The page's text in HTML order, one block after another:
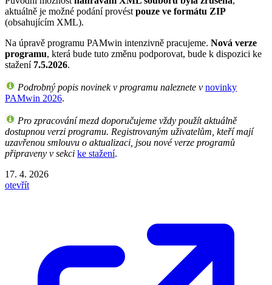
aktuálně je možné podání provést pouze ve formátu ZIP
(obsahujícím XML).
Na úpravě programu PAMwin intenzivně pracujeme. Nová verze
programu, která bude tuto změnu podporovat, bude k dispozici ke
stažení 7.5.2026.
Podrobný popis novinek v programu naleznete v novinky
PAMwin 2026.
Pro zpracování mezd doporučujeme vždy použít aktuálně
dostupnou verzi programu. Registrovaným uživatelům, kteří mají
uzavřenou smlouvu o aktualizaci, jsou nové verze programů
připraveny v sekci ke stažení.
17. 4. 2026
otevřít